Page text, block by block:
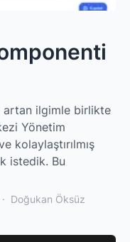
artan ilgimle birlikte
Yönetim
kolaylaştırılmış
istedik. Bu
· Doğukan Öksüz